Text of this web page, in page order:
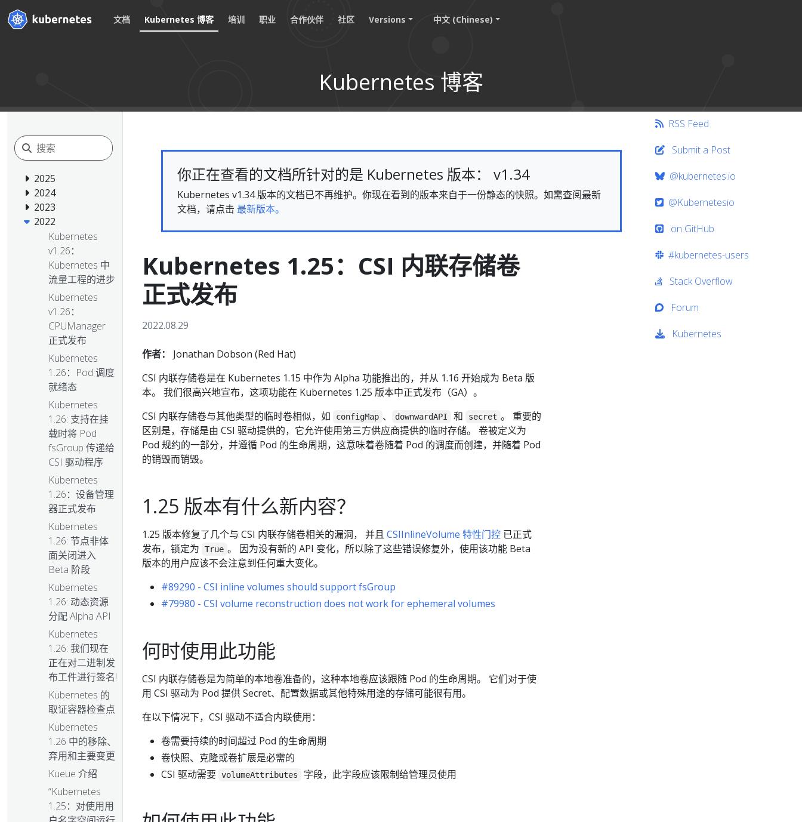
文档 Kubernetes 博客 培训 职业 合作伙伴 社区 Versions 中文 (Chinese)
Kubernetes 博客
2025
2024
2023
2022
Kubernetes
v1.26：
Kubernetes 中
流量工程的进步
Kubernetes
v1.26：
CPUManager
正式发布
Kubernetes
1.26：Pod 调度
就绪态
Kubernetes
1.26: 支持在挂
载时将 Pod
fsGroup 传递给
CSI 驱动程序
Kubernetes
1.26：设备管理
器正式发布
Kubernetes
1.26: 节点非体
面关闭进入
Beta 阶段
Kubernetes
1.26: 动态资源
分配 Alpha API
Kubernetes
1.26: 我们现在
正在对二进制发
布工件进行签名!
Kubernetes 的
取证容器检查点
Kubernetes
1.26 中的移除、
弃用和主要变更
Kueue 介绍
“Kubernetes
1.25：对使用用
你正在查看的文档所针对的是 Kubernetes 版本： v1.34
Kubernetes v1.34 版本的文档已不再维护。你现在看到的版本来自于一份静态的快照。如需查阅最新
文档，请点击 最新版本。
Kubernetes 1.25：CSI 内联存储卷
正式发布
2022.08.29
作者：
Jonathan Dobson (Red Hat)
CSI 内联存储卷是在 Kubernetes 1.15 中作为 Alpha 功能推出的，并从 1.16 开始成为 Beta 版
本。 我们很高兴地宣布，这项功能在 Kubernetes 1.25 版本中正式发布（GA）。
CSI 内联存储卷与其他类型的临时卷相似，如
configMap 、 downwardAPI 和 secret 。 重要的
区别是，存储是由 CSI 驱动提供的，它允许使用第三方供应商提供的临时存储。 卷被定义为
Pod 规约的一部分，并遵循 Pod 的生命周期，这意味着卷随着 Pod 的调度而创建，并随着 Pod
的销毁而销毁。
1.25 版本有什么新内容？
1.25 版本修复了几个与 CSI 内联存储卷相关的漏洞， 并且 CSIInlineVolume 特性门控 已正式
发布，锁定为
True 。 因为没有新的 API 变化，所以除了这些错误修复外，使用该功能 Beta
版本的用户应该不会注意到任何重大变化。
#89290 - CSI inline volumes should support fsGroup
#79980 - CSI volume reconstruction does not work for ephemeral volumes
何时使用此功能
CSI 内联存储卷是为简单的本地卷准备的，这种本地卷应该跟随 Pod 的生命周期。 它们对于使
用 CSI 驱动为 Pod 提供 Secret、配置数据或其他特殊用途的存储可能很有用。
在以下情况下，CSI 驱动不适合内联使用：
卷需要持续的时间超过 Pod 的生命周期
卷快照、克隆或卷扩展是必需的
CSI 驱动需要 volumeAttributes 字段，此字段应该限制给管理员使用
RSS Feed
Submit a Post
@kubernetes.io
@Kubernetesio
on GitHub
#kubernetes-users
Stack Overflow
Forum
Kubernetes